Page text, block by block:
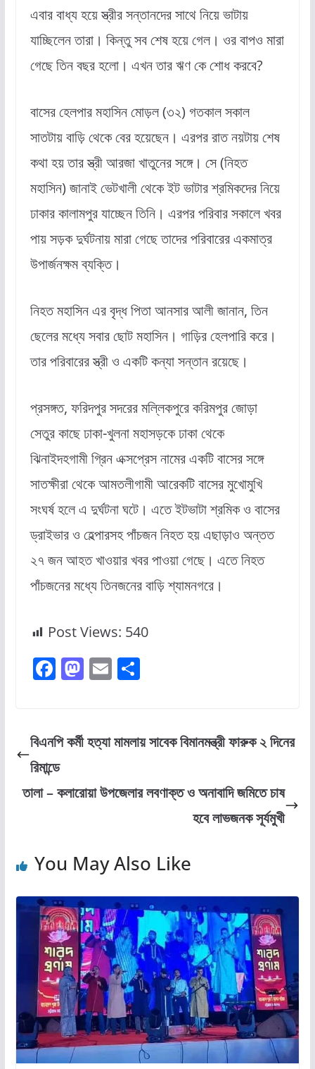
এবার বাধ্য হয়ে স্ত্রীর সন্তানদের সাথে নিয়ে ভাটায়
যাচ্ছিলেন তারা। কিন্তু সব শেষ হয়ে গেল। ওর বাপও মারা
গেছে তিন বছর হলো। এখন তার ঋণ কে শোধ করবে?
বাসের হেলপার মহাসিন মোড়ল (৩২) গতকাল সকাল
সাতটায় বাড়ি থেকে বের হয়েছেন। এরপর রাত নয়টায় শেষ
কথা হয় তার স্ত্রী আরজা খাতুনের সঙ্গে। সে (নিহত
মহাসিন) জানাই ভেটখালী থেকে ইট ভাটার শ্রমিকদের নিয়ে
ঢাকার কালামপুর যাচ্ছেন তিনি। এরপর পরিবার সকালে খবর
পায় সড়ক দুর্ঘটনায় মারা গেছে তাদের পরিবারের একমাত্র
উপার্জনক্ষম ব্যক্তি।
নিহত মহাসিন এর বৃদ্ধ পিতা আনসার আলী জানান, তিন
ছেলের মধ্যে সবার ছোট মহাসিন। গাড়ির হেলপারি করে।
তার পরিবারের স্ত্রী ও একটি কন্যা সন্তান রয়েছে।
প্রসঙ্গত, ফরিদপুর সদরের মল্লিকপুরে করিমপুর জোড়া
সেতুর কাছে ঢাকা-খুলনা মহাসড়কে ঢাকা থেকে
ঝিনাইদহগামী গ্রিন এক্সপ্রেস নামের একটি বাসের সঙ্গে
সাতক্ষীরা থেকে আমতলীগামী আরেকটি বাসের মুখোমুখি
সংঘর্ষ হলে এ দুর্ঘটনা ঘটে। এতে ইটভাটা শ্রমিক ও বাসের
ড্রাইভার ও হেল্পারসহ পাঁচজন নিহত হয় এছাড়াও অন্তত
২৭ জন আহত খাওয়ার খবর পাওয়া গেছে। এতে নিহত
পাঁচজনের মধ্যে তিনজনের বাড়ি শ্যামনগরে।
Post Views: 540
F
e
b
o
o
M
o
o
n
E
l
S
e
বিএনপি কর্মী হত্যা মামলায় সাবেক বিমানমন্ত্রী ফারুক ২ দিনের
রিমান্ডে
তালা – কলারোয়া উপজেলার লবণাক্ত ও অনাবাদি জমিতে চাষ
হবে লাভজনক সূর্যমুখী
You May Also Like